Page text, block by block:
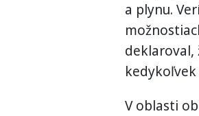
a plynu.
deklaroval,
V oblasti